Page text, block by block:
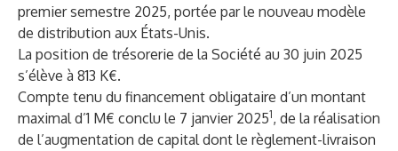
premier semestre 2025, portée par le nouveau modèle
de distribution aux États-Unis.
La position de trésorerie de la Société au 30 juin 2025
s’élève à 813 K€.
Compte tenu du financement obligataire d’un montant
maximal d’1 M€ conclu le 7 janvier 20251, de la réalisation
de l’augmentation de capital dont le règlement-livraison